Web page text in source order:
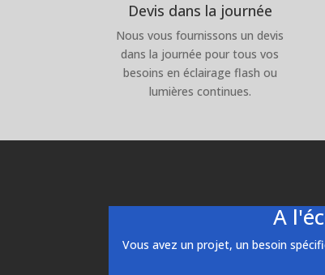
Devis dans la journée
Nous vous fournissons un devis
dans la journée pour tous vos
besoins en éclairage flash ou
lumières continues.
A
Vous avez un projet, un besoin